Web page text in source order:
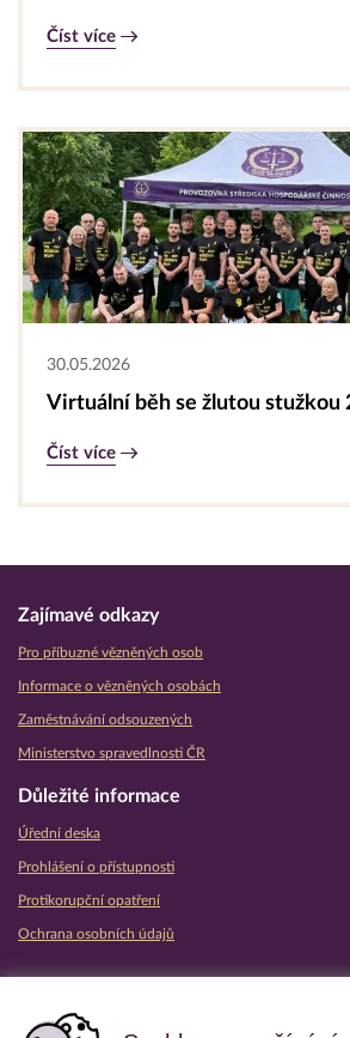
Číst více
30.05.2026
Virtuální běh se žlutou stužkou
Číst více
Zajímavé odkazy
Pro příbuzné vězněných osob
Informace o vězněných osobách
Zaměstnávání odsouzených
Ministerstvo spravedlnosti ČR
Důležité informace
Úřední deska
Prohlášení o přístupnosti
Protikorupční opatření
Ochrana osobních údajů